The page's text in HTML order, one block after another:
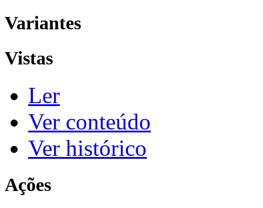
Variantes
Vistas
Ler
Ver conteúdo
Ver histórico
Ações